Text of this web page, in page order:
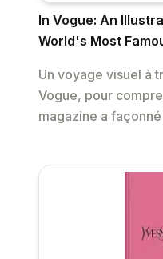
In Vogue: An
World's Most
Un voyage visuel à
Vogue, pour
magazine a